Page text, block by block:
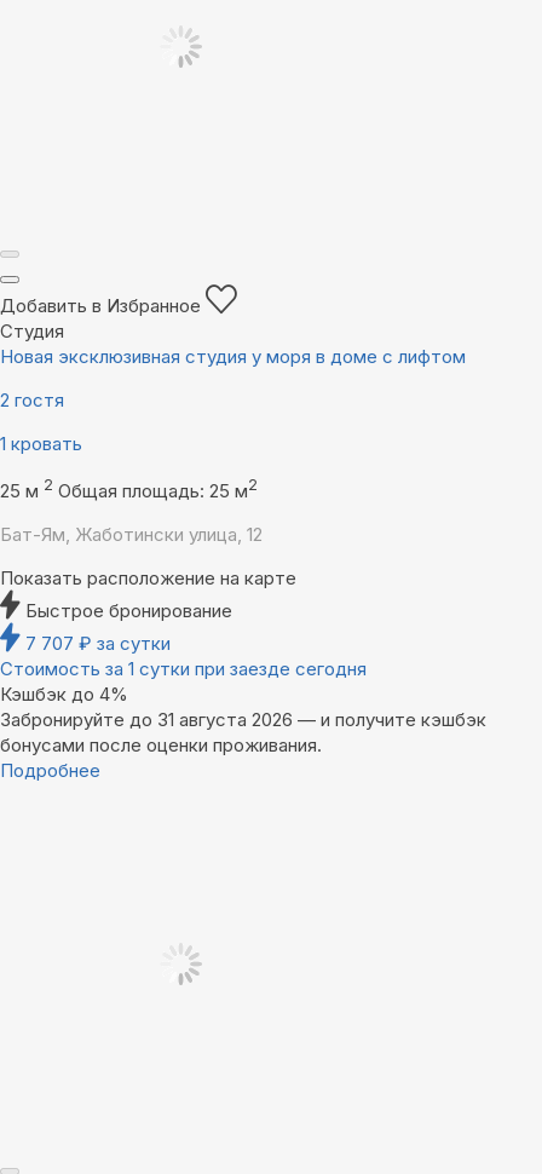
Добавить в Избранное
Студия
Новая эксклюзивная студия у моря в доме с лифтом
2 гостя
1 кровать
25 м 2 Общая площадь: 25 м2
Бат-Ям, Жаботински улица, 12
Показать расположение на карте
Быстрое бронирование
7 707 ₽ за сутки
Стоимость за 1 сутки при заезде сегодня
Кэшбэк до 4%
Забронируйте до 31 августа 2026 — и получите кэшбэк
бонусами после оценки проживания.
Подробнее